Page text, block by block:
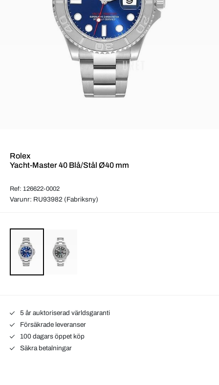
Rolex
Yacht-Master 40 Blå/Stål Ø40 mm
Ref: 126622-0002
Varunr: RU93982 (Fabriksny)
5 år auktoriserad världsgaranti
Försäkrade leveranser
100 dagars öppet köp
Säkra betalningar